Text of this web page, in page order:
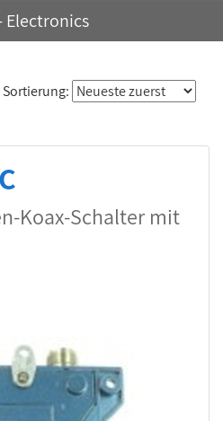
Electronics
Sortierung:
Koax-Schalter mit